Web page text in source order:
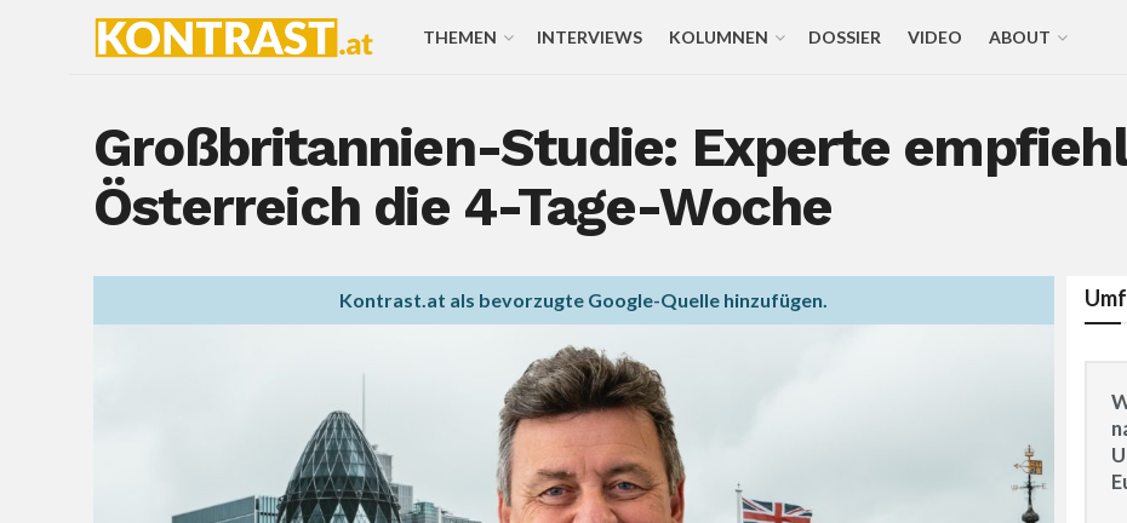
THEMEN INTERVIEWS KOLUMNEN DOSSIER VIDEO ABOUT
Großbritannien-Studie: Experte
Österreich die 4-Tage-Woche
Kontrast.at als bevorzugte Google-Quelle hinzufügen.